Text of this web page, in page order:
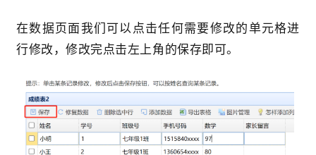
在数据页面我们可以点击任何需要修改的单元格进
行修改，修改完点击左上角的保存即可。